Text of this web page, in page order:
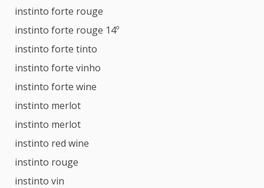
instinto forte rouge
instinto forte rouge 14º
instinto forte tinto
instinto forte vinho
instinto forte wine
instinto merlot
instinto merlot
instinto red wine
instinto rouge
instinto vin